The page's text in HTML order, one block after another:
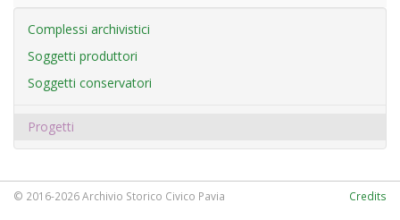
Complessi archivistici
Soggetti produttori
Soggetti conservatori
Progetti
© 2016-2026 Archivio Storico Civico Pavia Credits